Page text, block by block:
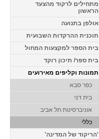
מתחילים לרקוד מהצעד
הראשון
אולפן בתנועה
תוכנית ההרקדות השבועית
בית הספר למקצעות המחול
בית ספר/ תיכון רוקד
תמונות וקליפים מאירועים
כפר סבא
בית דני
אוניברסיטת תל אביב
כללי
'הריקוד של המדינה'